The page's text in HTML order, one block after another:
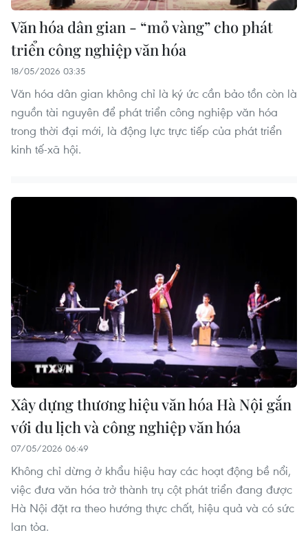
Văn hóa dân gian - “mỏ vàng” cho phát
triển công nghiệp văn hóa
18/05/2026 03:35
Văn hóa dân gian không chỉ là ký ức cần bảo tồn còn là
nguồn tài nguyên để phát triển công nghiệp văn hóa
trong thời đại mới, là động lực trực tiếp của phát triển
kinh tế-xã hội.
Xây dựng thương hiệu văn hóa Hà Nội gắn
với du lịch và công nghiệp văn hóa
07/05/2026 06:49
Không chỉ dừng ở khẩu hiệu hay các hoạt động bề nổi,
việc đưa văn hóa trở thành trụ cột phát triển đang được
Hà Nội đặt ra theo hướng thực chất, hiệu quả và có sức
lan tỏa.